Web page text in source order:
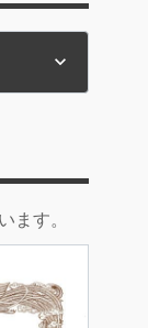
ます。